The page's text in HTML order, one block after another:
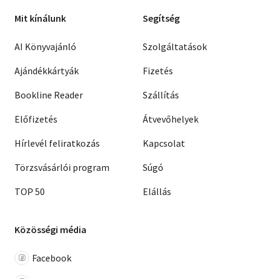
Mit kínálunk
AI Könyvajánló
Ajándékkártyák
Bookline Reader
Előfizetés
Hírlevél feliratkozás
Törzsvásárlói program
TOP 50
Segítség
Szolgáltatások
Fizetés
Szállítás
Átvevőhelyek
Kapcsolat
Súgó
Elállás
Közösségi média
Facebook